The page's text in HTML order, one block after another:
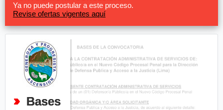
Ya no puede postular a este proceso.
Revise ofertas vigentes aquí
Bases